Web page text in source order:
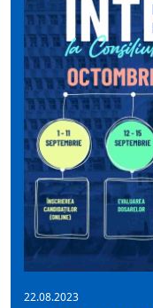
22.08.2023